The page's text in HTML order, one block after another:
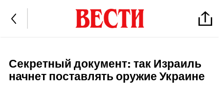
Секретный документ: так Израиль
начнет поставлять оружие Украине